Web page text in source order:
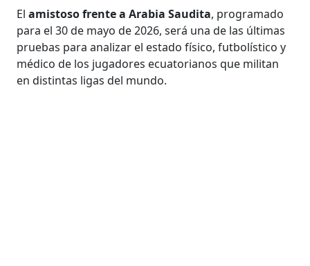
Elamistoso frente a Arabia Saudita, programado
para el 30 de mayo de 2026, será una de las últimas
pruebas para analizar el estado físico, futbolístico y
médico de los jugadores ecuatorianos que militan
en distintas ligas del mundo.